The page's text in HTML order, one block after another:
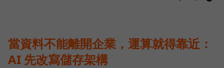
當資料不能離開企業，運算就得靠近：
AI 先改寫儲存架構